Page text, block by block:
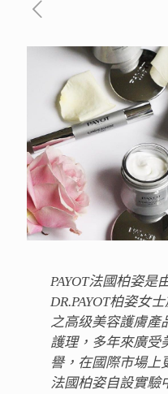
PAYOT法國柏姿
DR.PAYOT柏姿女
之高级美容護膚產
護理，多年來廣受
譽，在國際市場上
法國柏姿自設實驗